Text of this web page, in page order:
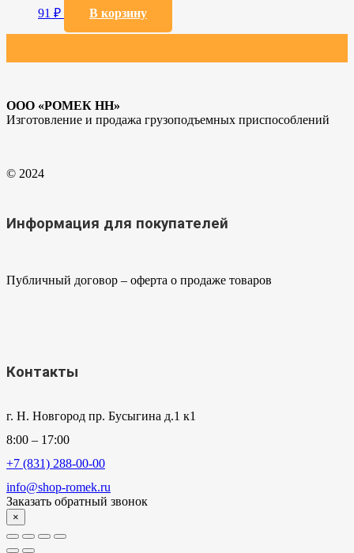
91 ₽ В корзину
ООО «РОМЕК НН»
Изготовление и продажа грузоподъемных приспособлений
© 2024
Информация для покупателей
Публичный договор – оферта о продаже товаров
Контакты
г. Н. Новгород пр. Бусыгина д.1 к1
8:00 – 17:00
+7 (831) 288-00-00
info@shop-romek.ru
Заказать обратный звонок
×